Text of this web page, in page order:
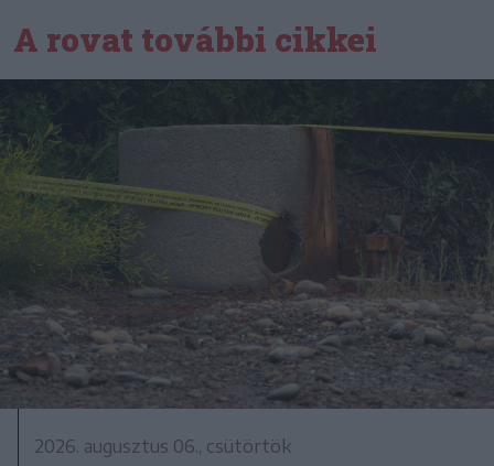
A rovat további cikkei
2026. augusztus 06., csütörtök